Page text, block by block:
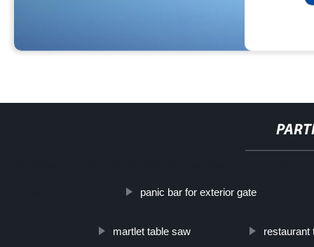
panic bar for exterior gate
martlet table saw restaurant